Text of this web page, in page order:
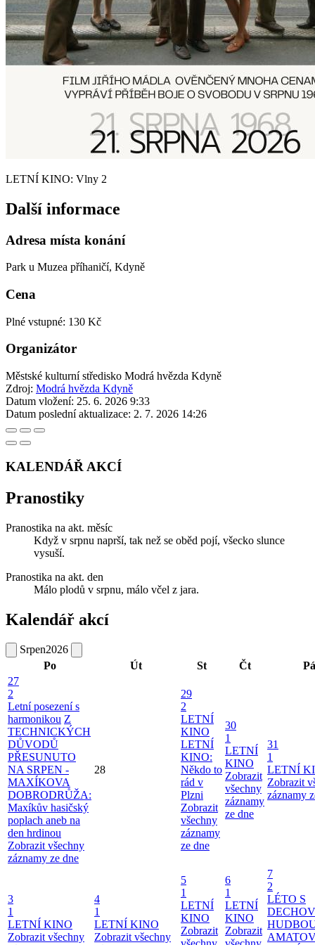
LETNÍ KINO: Vlny 2
Další informace
Adresa místa konání
Park u Muzea příhaničí, Kdyně
Cena
Plné vstupné: 130 Kč
Organizátor
Městské kulturní středisko Modrá hvězda Kdyně
Zdroj: Modrá hvězda Kdyně
Datum vložení: 25. 6. 2026 9:33
Datum poslední aktualizace: 2. 7. 2026 14:26
KALENDÁŘ AKCÍ
Pranostiky
Pranostika na akt. měsíc
Když v srpnu naprší, tak než se oběd pojí, všecko slunce
vysuší.
Pranostika na akt. den
Málo plodů v srpnu, málo včel z jara.
Kalendář akcí
Srpen2026
Po
Út St Čt
Pá
27
2
Letní posezení s
harmonikou Z
TECHNICKÝCH
DŮVODŮ
PŘESUNUTO
NA SRPEN -
MAXÍKOVA
DOBRODRŮŽA:
Maxíkův hasičský
poplach aneb na
den hrdinou
Zobrazit všechny
záznamy ze dne
28
29
2
LETNÍ
KINO
LETNÍ
KINO:
Někdo to
rád v
Plzni
Zobrazit
všechny
záznamy
ze dne
30
1
LETNÍ
KINO
Zobrazit
všechny
záznamy
ze dne
31
1
LETNÍ
Zobrazit
záznamy
3
1
LETNÍ KINO
Zobrazit všechny
4
1
LETNÍ KINO
Zobrazit všechny
5
1
LETNÍ
KINO
Zobrazit
6
1
LETNÍ
KINO
Zobrazit
7
2
LÉTO S